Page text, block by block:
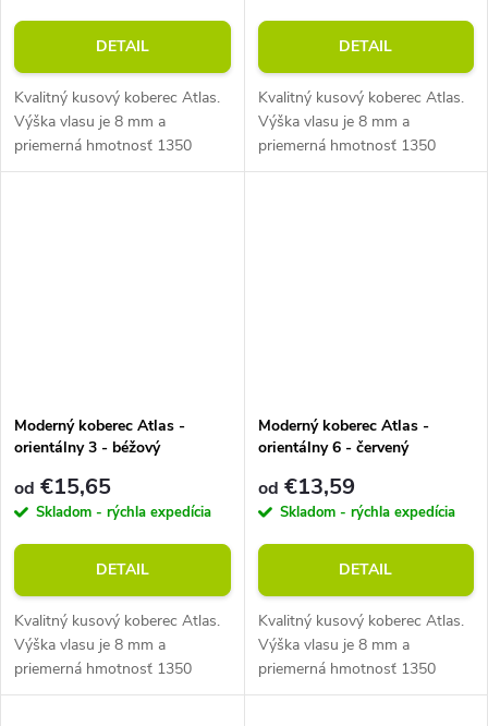
DETAIL
Kvalitný kusový koberec Atlas.
Výška vlasu je 8 mm a
priemerná hmotnosť 1350
g/m2. Vhodný do miestností s
DETAIL
Kvalitný kusový koberec Atlas.
Výška vlasu je 8 mm a
priemerná hmotnosť 1350
g/m2. Vhodný do miestností s
Moderný koberec Atlas -
orientálny 3 - béžový
od €15,65
Skladom - rýchla expedícia
DETAIL
Kvalitný kusový koberec Atlas.
Výška vlasu je 8 mm a
priemerná hmotnosť 1350
g/m2. Vhodný do miestností s
Moderný koberec Atlas -
orientálny 6 - červený
od €13,59
Skladom - rýchla expedícia
DETAIL
Kvalitný kusový koberec Atlas.
Výška vlasu je 8 mm a
priemerná hmotnosť 1350
g/m2. Vhodný do miestností s